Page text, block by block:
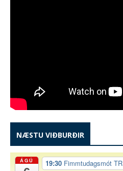
NÆSTU VIÐBURÐIR
ÁGÚ 19:30 Fimmtudagsmót TR